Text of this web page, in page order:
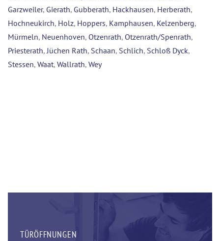
Garzweiler, Gierath, Gubberath, Hackhausen, Herberath,
Hochneukirch, Holz, Hoppers, Kamphausen, Kelzenberg,
Mürmeln, Neuenhoven, Otzenrath, Otzenrath/Spenrath,
Priesterath,Jüchen Rath, Schaan, Schlich, Schloß Dyck,
Stessen, Waat, Wallrath, Wey
TÜRÖFFNUNGEN